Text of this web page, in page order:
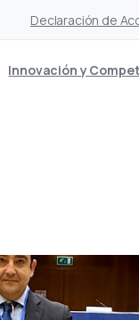
Declaración de
Innovación y